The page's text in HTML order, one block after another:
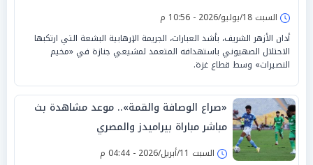
السبت 18/يوليو/2026 - 10:56 م
أدان الأزهر الشريف، بأشد العبارات، الجريمة الإرهابية البشعة التي ارتكبها
الاحتلال الصهيوني باستهدافه المتعمد لمشيعي جنازة في «مخيم
النصيرات» وسط قطاع غزة.
«صراع الوصافة والقمة».. موعد مشاهدة بث
مباشر مباراة بيراميدز والمصري
السبت 11/أبريل/2026 - 04:44 م